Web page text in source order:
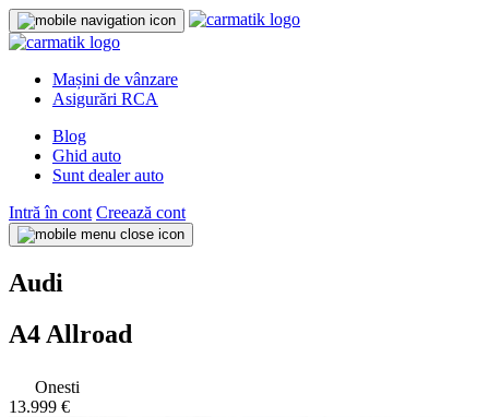
Mașini de vânzare
Asigurări RCA
Blog
Ghid auto
Sunt dealer auto
Intră în cont Creează cont
Audi
A4 Allroad
Onesti
13.999 €